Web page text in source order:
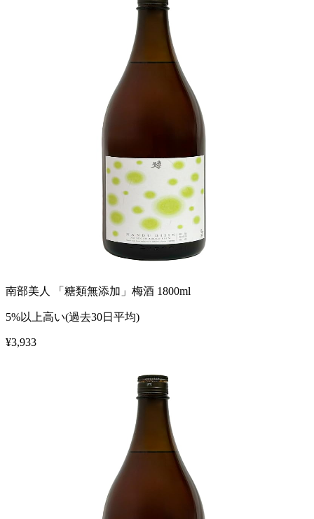
南部美人 「糖類無添加」梅酒 1800ml
5%以上高い(過去30日平均)
¥3,933